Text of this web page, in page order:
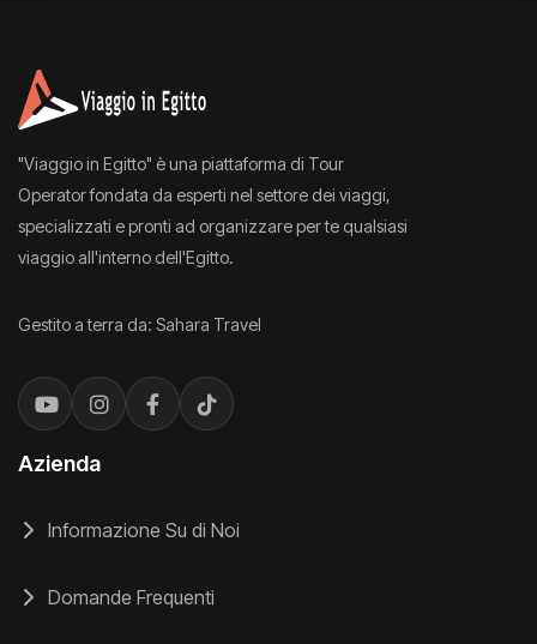
"Viaggio in Egitto" è una piattaforma di Tour
Operator fondata da esperti nel settore dei viaggi,
specializzati e pronti ad organizzare per te qualsiasi
viaggio all'interno dell'Egitto.
Gestito a terra da: Sahara Travel
Azienda
Informazione Su di Noi
Domande Frequenti